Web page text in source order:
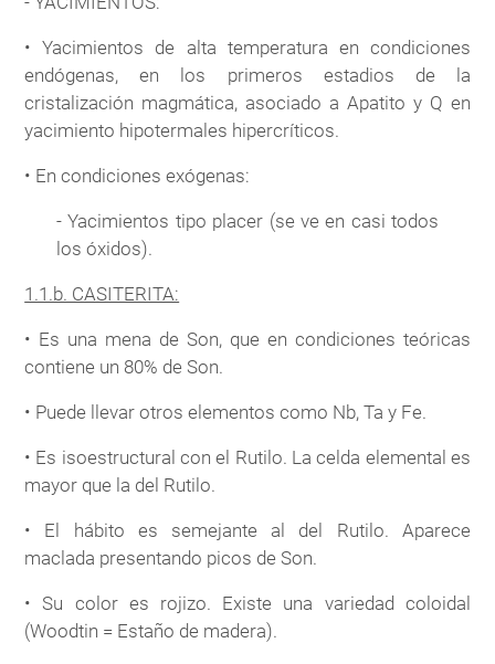
• Yacimientos de alta temperatura en condiciones
endógenas, en los primeros estadios de la
cristalización magmática, asociado a Apatito y Q en
yacimiento hipotermales hipercríticos.
• En condiciones exógenas:
- Yacimientos tipo placer (se ve en casi todos
los óxidos).
1.1.b. CASITERITA:
• Es una mena de Son, que en condiciones teóricas
contiene un 80% de Son.
• Puede llevar otros elementos como Nb, Ta y Fe.
• Es isoestructural con el Rutilo. La celda elemental es
mayor que la del Rutilo.
• El hábito es semejante al del Rutilo. Aparece
maclada presentando picos de Son.
• Su color es rojizo. Existe una variedad coloidal
(Woodtin = Estaño de madera).